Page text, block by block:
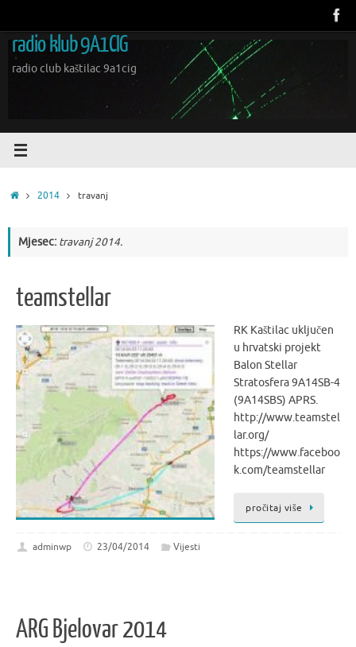
sadržaja
radio klub 9A1CIG
radio club kaštilac 9a1cig
Početna
2014 travanj
Mjesec: travanj 2014.
teamstellar
RK Kaštilac uključen
u hrvatski projekt
Balon Stellar
Stratosfera 9A14SB-4
(9A14SBS) APRS.
http://www.teamstel
lar.org/
https://www.faceboo
k.com/teamstellar
pročitaj više
adminwp 23/04/2014 Vijesti
ARG Bjelovar 2014